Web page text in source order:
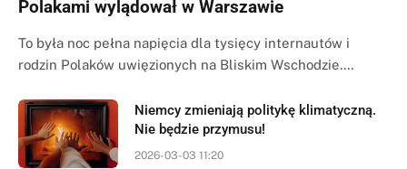
Polakami wylądował w Warszawie
To była noc pełna napięcia dla tysięcy internautów i
rodzin Polaków uwięzionych na Bliskim Wschodzie.…
Niemcy zmieniają politykę klimatyczną.
Nie będzie przymusu!
2026-03-03 11:20